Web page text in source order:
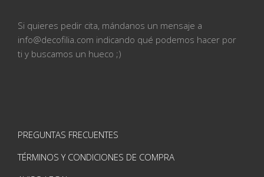
Si quieres pedir cita, mándanos un mensaje a
info@decofilia.com indicando qué podemos hacer por
ti y buscamos un hueco ;)
PREGUNTAS FRECUENTES
TÉRMINOS Y CONDICIONES DE COMPRA